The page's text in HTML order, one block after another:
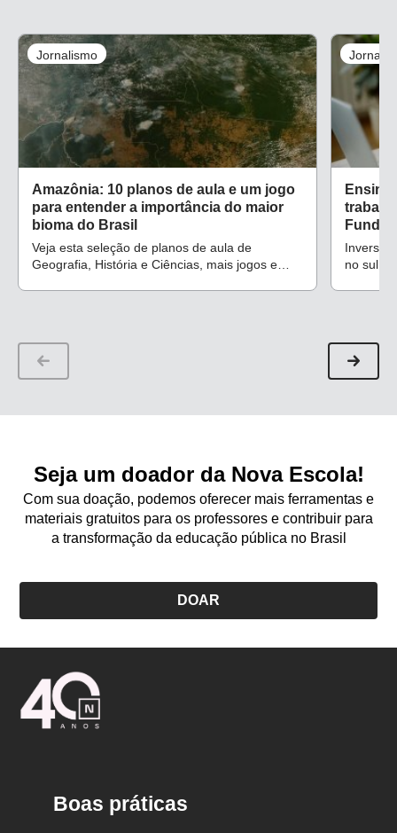
Jornalismo
Amazônia: 10 planos de aula e um jogo
para entender a importância do maior
bioma do Brasil
Veja esta seleção de planos de aula de
Geografia, História e Ciências, mais jogos e
Ensino
Inversão
no sul
Seja um doador da Nova Escola!
Com sua doação, podemos oferecer mais ferramentas e
materiais gratuitos para os professores e contribuir para
a transformação da educação pública no Brasil
DOAR
Boas práticas